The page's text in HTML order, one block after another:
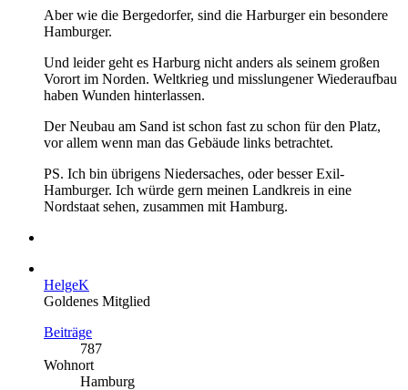
Aber wie die Bergedorfer, sind die Harburger ein besondere
Hamburger.
Und leider geht es Harburg nicht anders als seinem großen
Vorort im Norden. Weltkrieg und misslungener Wiederaufbau
haben Wunden hinterlassen.
Der Neubau am Sand ist schon fast zu schon für den Platz,
vor allem wenn man das Gebäude links betrachtet.
PS. Ich bin übrigens Niedersaches, oder besser Exil-
Hamburger. Ich würde gern meinen Landkreis in eine
Nordstaat sehen, zusammen mit Hamburg.
HelgeK
Goldenes Mitglied
Beiträge
787
Wohnort
Hamburg